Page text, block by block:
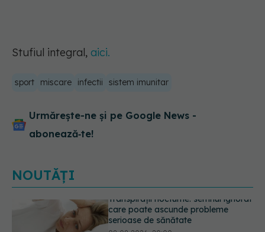
Stufiul integral, aici.
sport miscare infectii sistem imunitar
Urmărește-ne și pe Google News -
abonează‑te!
NOUTĂȚI
Ce poți mânca și ce trebuie să eviți